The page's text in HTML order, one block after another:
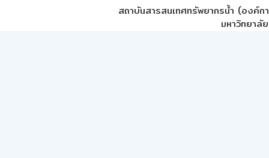
สถาบันสารสนเทศทรัพยากรน้ำ (องค์ก
มหาวิทยาลั